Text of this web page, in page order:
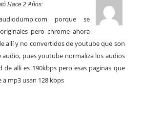
Hace 2 Años:
porque se
pero chrome ahora
allí y no convertidos de youtube que son
audio, pues youtube normaliza los audios
de alli es 190kbps pero esas paginas que
mp3 usan 128 kbps